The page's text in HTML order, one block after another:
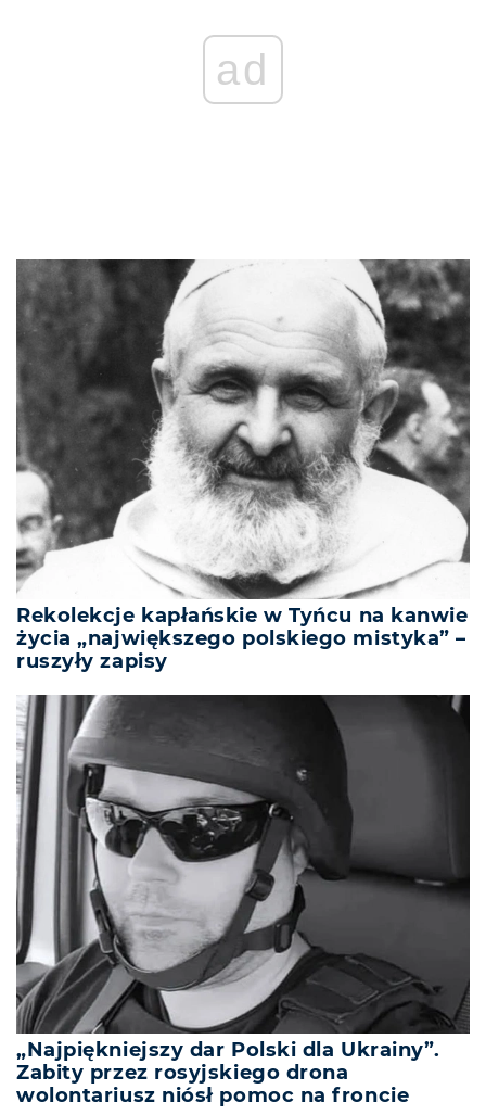
ad
Rekolekcje kapłańskie w Tyńcu na kanwie
życia „największego polskiego mistyka” –
ruszyły zapisy
„Najpiękniejszy dar Polski dla Ukrainy”.
Zabity przez rosyjskiego drona
wolontariusz niósł pomoc na froncie